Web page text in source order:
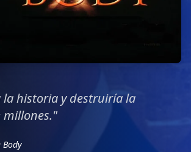
la historia y destruiría la
millones."